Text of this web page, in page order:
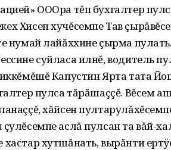
ОООра тĕп бухгалтер
Хисеп хучĕсемпе Тав
нумай лайăххине çырма
суйласа илнĕ, водитель
Капустин Ярта тата
пулса тăрăшаççĕ. Вĕсем
хăйсен
аслă пулсан та вăй-
хутшăнать, вырăнти